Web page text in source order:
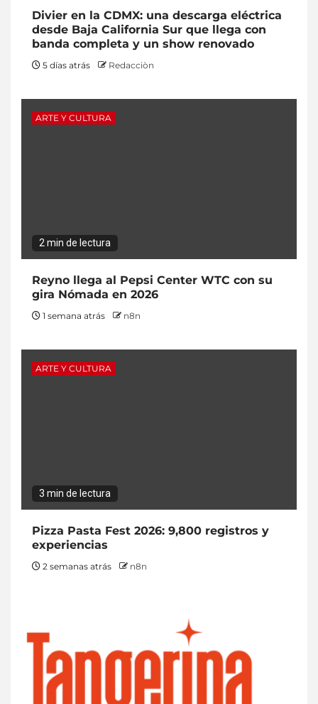
Divier en la CDMX: una descarga eléctrica
desde Baja California Sur que llega con
banda completa y un show renovado
5 días atrás Redacciòn
ARTE Y CULTURA
2 min de lectura
Reyno llega al Pepsi Center WTC con su
gira Nómada en 2026
1 semana atrás n8n
ARTE Y CULTURA
3 min de lectura
Pizza Pasta Fest 2026: 9,800 registros y
experiencias
2 semanas atrás n8n